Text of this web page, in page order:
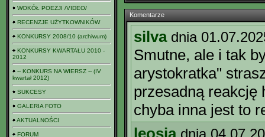
WOKÓŁ POEZJI /VIDEO/
RECENZJE UŻYTKOWNIKÓW
KONKURSY 2008/10 (archiwum)
KONKURSY KWARTAŁU 2010 -
2012
-- KONKURS NA WIERSZ -- (IV
kwartał 2012)
SUKCESY
GALERIA FOTO
AKTUALNOŚCI
FORUM
Komentarze
silva dnia
Smutne, ale i tak
arystokratka"
przesadną reakcję
chyba inna jest to
leosia dnia